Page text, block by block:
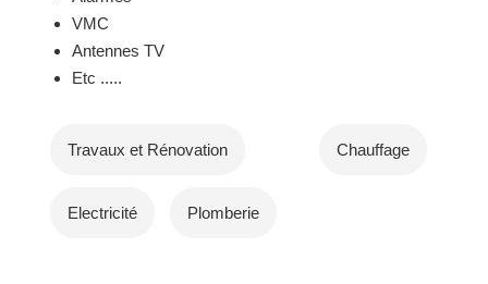
VMC
Antennes TV
Etc .....
Travaux et Rénovation Chauffage
Electricité Plomberie